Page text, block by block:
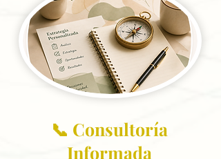
📞 Consultoría
Informada